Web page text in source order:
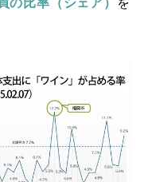
の比率（シェア）
を